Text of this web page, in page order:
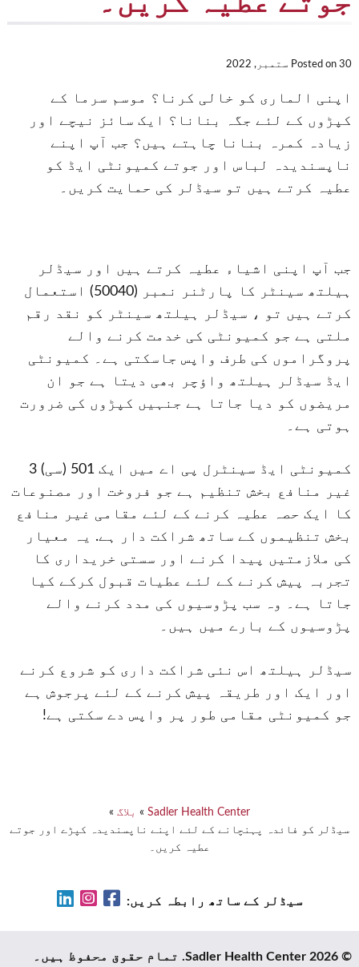
Posted on30 ستمبر, 2022
اپنی الماری کو خالی کرنا؟ موسم سرما کے
کپڑوں کے لئے جگہ بنانا؟ ایک سائز نیچے اور
زیادہ کمرہ بنانا چاہتے ہیں؟ جب آپ اپنے
ناپسندیدہ لباس اور جوتے کمیونٹی ایڈ کو
عطیہ کرتے ہیں تو سیڈلر کی حمایت کریں۔
جب آپ اپنی اشیاء عطیہ کرتے ہیں اور سیڈلر
ہیلتھ سینٹر کا پارٹنر نمبر (50040) استعمال
کرتے ہیں تو ، سیڈلر ہیلتھ سینٹر کو نقد رقم
ملتی ہے جو کمیونٹی کی خدمت کرنے والے
پروگراموں کی طرف واپس جاسکتی ہے۔ کمیونٹی
ایڈ سیڈلر ہیلتھ واؤچر بھی دیتا ہے جو ان
مریضوں کو دیا جاتا ہے جنہیں کپڑوں کی ضرورت
ہوتی ہے۔
کمیونٹی ایڈ سینٹرل پی اے میں ایک 501 (سی) 3
غیر منافع بخش تنظیم ہے جو فروخت اور مصنوعات
کا ایک حصہ عطیہ کرنے کے لئے مقامی غیر منافع
بخش تنظیموں کے ساتھ شراکت دار ہے. یہ معیار
کی ملازمتیں پیدا کرنے اور سستی خریداری کا
تجربہ پیش کرنے کے لئے عطیات قبول کرکے کیا
جاتا ہے۔ وہ سب پڑوسیوں کی مدد کرنے والے
پڑوسیوں کے بارے میں ہیں۔
سیڈلر ہیلتھ اس نئی شراکت داری کو شروع کرنے
اور ایک اور طریقہ پیش کرنے کے لئے پرجوش ہے
جو کمیونٹی مقامی طور پر واپس دے سکتی ہے!
Sadler Health Center
» بلاگ »
سیڈلر کو فائدہ پہنچانے کے لئے اپنے ناپسندیدہ کپڑے اور جوتے
عطیہ کریں۔
سیڈلر کے ساتھ رابطہ کریں: Facebook
Instagram
© 2026 Sadler Health Center. تمام حقوق محفوظ ہیں۔